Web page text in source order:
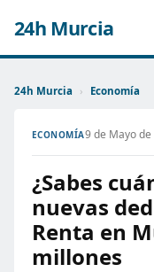
24h Murcia
24h Murcia › Economía
ECONOMÍA9 de Mayo de
¿Sabes
nuevas
Renta en
millones